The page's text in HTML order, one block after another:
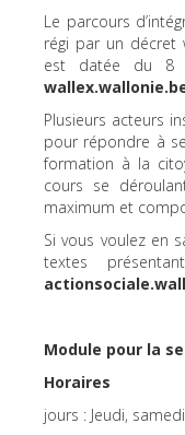
Le parcours
régi par un décret
est datée du 8
Plusieurs acteurs
pour répondre à
formation à la
cours se
maximum et
Si vous voulez en
textes
Module pour la
Horaires
jours : Jeudi,